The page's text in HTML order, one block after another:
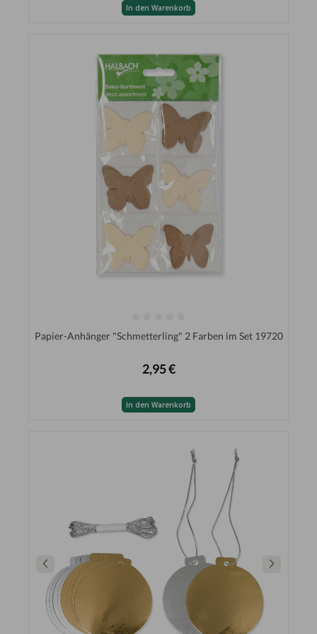
In den Warenkorb
Papier-Anhänger "Schmetterling" 2 Farben im Set 19720
2,95 €
In den Warenkorb